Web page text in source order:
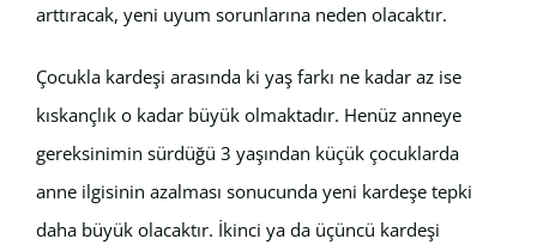
arttıracak, yeni uyum sorunlarına neden olacaktır.
Çocukla kardeşi arasında ki yaş farkı ne kadar az ise
kıskançlık o kadar büyük olmaktadır. Henüz anneye
gereksinimin sürdüğü 3 yaşından küçük çocuklarda
anne ilgisinin azalması sonucunda yeni kardeşe tepki
daha büyük olacaktır. İkinci ya da üçüncü kardeşi